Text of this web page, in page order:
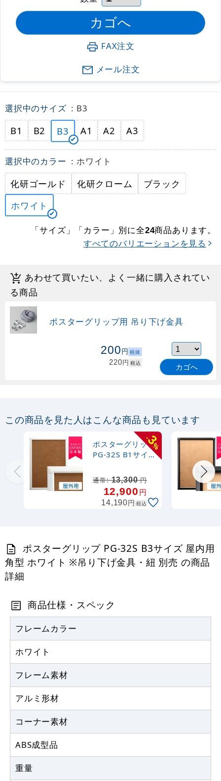
FAX注文
メール注文
選択中のサイズ : B3
B1 B2 B3 A1 A2 A3
選択中のカラー : ホワイト
化研ゴールド 化研クローム
ブラック
ホワイト
「サイズ」「カラー」別に全24商品あります。
すべてのバリエーションを見る
あわせて買いたい、よく一緒に購入されてい
る商品
ポスターグリップ用 吊り下げ金具
200円 税抜
220円 税込 カゴへ
この商品を見た人はこんな商品も見ています
-
3
%
ポスターグリップ
PG-32S B1サイズ
イト ※吊り下げ金
具・紐 別売
通常:13,300円
12,900円
14,190円 税込
ポスターグリップ PG-32S B3サイズ 屋内用
角型 ホワイト ※吊り下げ金具・紐 別売 の商品
詳細
商品仕様・スペック
フレームカラー
ホワイト
フレーム素材
アルミ形材
コーナー素材
ABS成型品
重量